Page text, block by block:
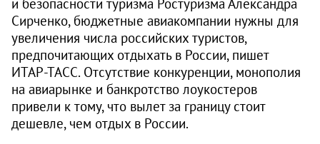
Сирченко, бюджетные авиакомпании нужны для
увеличения числа российских туристов,
предпочитающих отдыхать в России, пишет
ИТАР-ТАСС. Отсутствие конкуренции, монополия
на авиарынке и банкротство лоукостеров
привели к тому, что вылет за границу стоит
дешевле, чем отдых в России.